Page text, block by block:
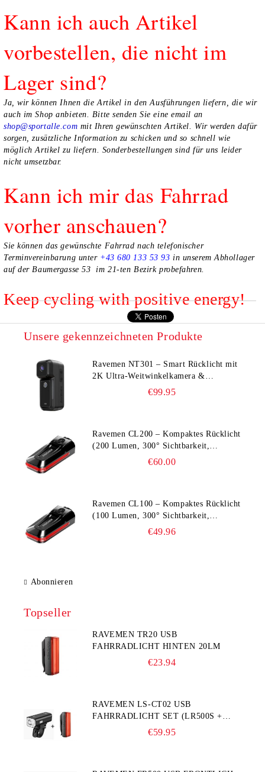
Kann ich auch Artikel
vorbestellen, die nicht im
Lager sind?
Ja, wir können Ihnen die Artikel in den Ausführungen liefern, die wir
auch im Shop anbieten. Bitte senden Sie eine email an
shop@sportalle.com mit Ihren gewünschten Artikel. Wir werden dafür
sorgen, zusätzliche Information zu schicken und so schnell wie
möglich Artikel zu liefern. Sonderbestellungen sind für uns leider
nicht umsetzbar.
Kann ich mir das Fahrrad
vorher anschauen?
Sie können das gewünschte Fahrrad nach telefonischer
Terminvereinbarung unter +43 680 133 53 93 in unserem Abhollager
auf der Baumergasse 53 im 21-ten Bezirk probefahren.
Keep cycling with positive energy!
Unsere gekennzeichneten Produkte
Ravemen NT301 – Smart Rücklicht mit
2K Ultra‑Weitwinkelkamera &
Unfall‑Erkennung€99.95
Ravemen CL200 – Kompaktes Rücklicht
(200 Lumen, 300° Sichtbarkeit,
Bremslicht‑Erkennung)
€60.00
Ravemen CL100 – Kompaktes Rücklicht
(100 Lumen, 300° Sichtbarkeit,
Bremslicht‑Erkennung)
€49.96
Abonnieren
Topseller
RAVEMEN TR20 USB
FAHRRADLICHT HINTEN 20LM
€23.94
RAVEMEN LS-CT02 USB
FAHRRADLICHT SET (LR500S +
€59.95